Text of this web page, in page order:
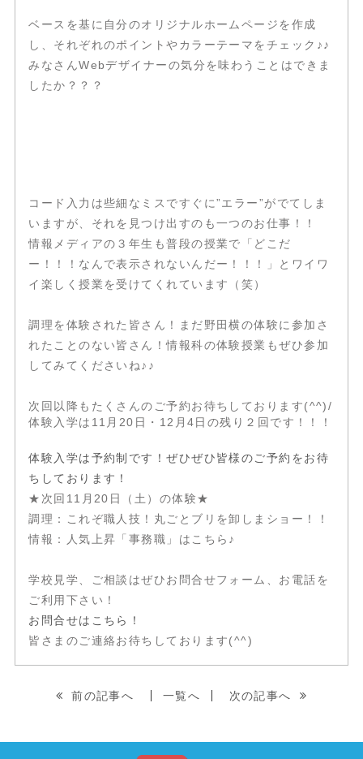
ベースを基に自分のオリジナルホームページを作成
し、それぞれのポイントやカラーテーマをチェック♪♪
みなさんWebデザイナーの気分を味わうことはできま
したか？？？
コード入力は些細なミスですぐに”エラー”がでてしま
いますが、それを見つけ出すのも一つのお仕事！！
情報メディアの３年生も普段の授業で「どこだ
ー！！！なんで表示されないんだー！！！」とワイワ
イ楽しく授業を受けてくれています（笑）
調理を体験された皆さん！まだ野田横の体験に参加さ
れたことのない皆さん！情報科の体験授業もぜひ参加
してみてくださいね♪♪
次回以降もたくさんのご予約お待ちしております(^^)/
体験入学は11月20日・12月4日の残り２回です！！！
体験入学は予約制です！ぜひぜひ皆様のご予約をお待
ちしております！
★次回11月20日（土）の体験★
調理：これぞ職人技！丸ごとブリを卸しまショー！！
情報：人気上昇「事務職」はこちら♪
学校見学、ご相談はぜひお問合せフォーム、お電話を
ご利用下さい！
お問合せはこちら！
皆さまのご連絡お待ちしております(^^)
前の記事へ 一覧へ 次の記事へ